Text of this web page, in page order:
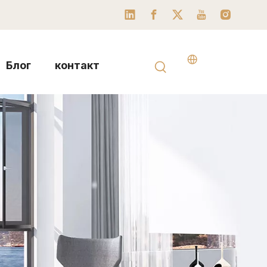
Блог контакт